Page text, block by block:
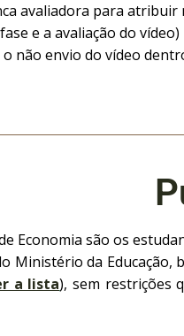
avaliadora para
e a avaliação do
o não envio do vídeo
Economia são os
Ministério da
a lista), sem restrições